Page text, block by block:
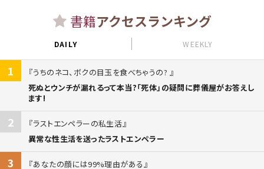
書籍アクセスランキング
DAILY WEEKLY
1
うちのネコ、ボクの目玉を食べちゃうの?
死ぬとウンチが漏れるって本当?「死体」の疑問に葬儀屋がお答えし
ます!
2
ラストエンペラーの私生活
異常な性生活を送ったラストエンペラー
3
あなたの顔には99%理由がある